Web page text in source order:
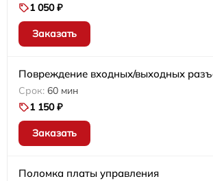
1 050 ₽
Заказать
Повреждение входных/выходных
60 мин
1 150 ₽
Заказать
Поломка платы управления